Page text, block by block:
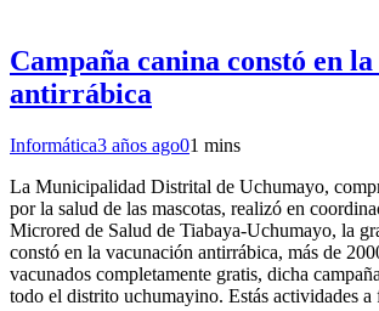
Campaña canina constó en
antirrábica
Informática3 años ago01 mins
La Municipalidad Distrital de Uchumayo,
por la salud de las mascotas, realizó en
Microred de Salud de Tiabaya-Uchumayo, la
constó en la vacunación antirrábica, más de
vacunados completamente gratis, dicha
todo el distrito uchumayino. Estás actividades